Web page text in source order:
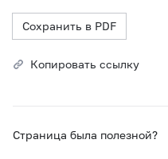
Сохранить в PDF
Копировать ссылку
Страница была полезной?